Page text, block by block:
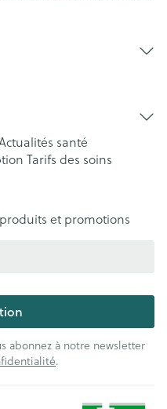
santé
Tarifs des soins
et promotions
abonnez à notre newsletter
.